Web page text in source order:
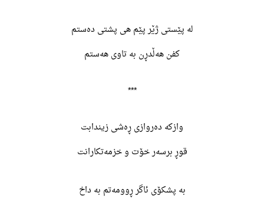
لە پێستی ژێر پێم هی پشتی دەستم
کفن هەڵدڕن بە تاوی هەستم
***
وازکە دەروازی ڕەشی زیندابت
قوڕ برسەر خۆت و خزمەتکارانت
بە پشکۆی ئاگر ڕوومەتم بە داخ